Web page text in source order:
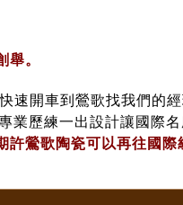
。
速開車到鶯歌找我們的
歷練一出設計讓國際名
鶯歌陶瓷可以再往國際